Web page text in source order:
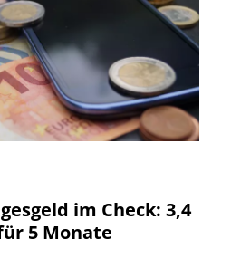
im Check: 3,4
5 Monate